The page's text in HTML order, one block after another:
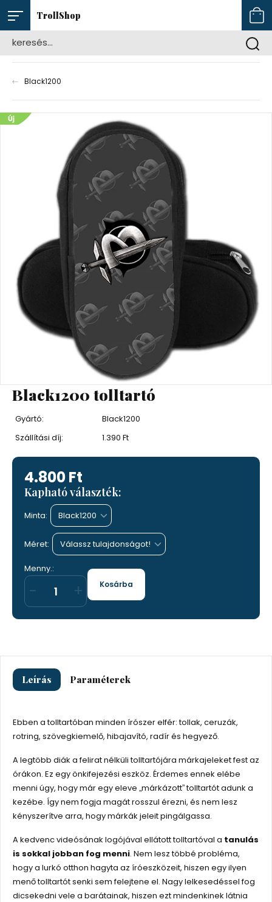
TrollShop
Black1200
Black1200 tolltartó
Gyártó:
Black1200
Szállítási díj:
1.390 Ft
4.800 Ft
Kapható választék:
Minta:
Méret:
Menny.:
- + Kosárba
Leírás Paraméterek
Ebben a tolltartóban minden írószer elfér: tollak, ceruzák,
rotring, szövegkiemelő, hibajavító, radír és hegyező.
A legtöbb diák a felirat nélküli tolltartójára márkajeleket fest az
órákon. Ez egy önkifejezési eszköz. Érdemes ennek elébe
menni úgy, hogy már egy eleve „márkázott” tolltartót adunk a
kezébe. Így nem fogja magát rosszul érezni, és nem lesz
kényszerítve arra, hogy márkák jeleit pingálgassa.
A kedvenc videósának logójával ellátott tolltartóval a tanulás
is sokkal jobban fog menni. Nem lesz többé probléma,
hogy a lurkó otthon hagyta az íróeszközeit, hiszen egy ilyen
menő tolltartót senki sem felejtene el. Nagy lelkesedéssel fog
dicsekedni vele a barátainak, hiszen ezt mindenkinek látnia